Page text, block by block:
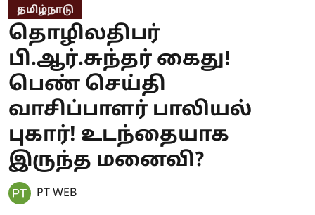
தமிழ்நாடு
தொழிலதிபர்
பி.ஆர்.சுந்தர் கைது!
பெண் செய்தி
வாசிப்பாளர் பாலியல்
புகார்! உடந்தையாக
இருந்த மனைவி?
PT WEB